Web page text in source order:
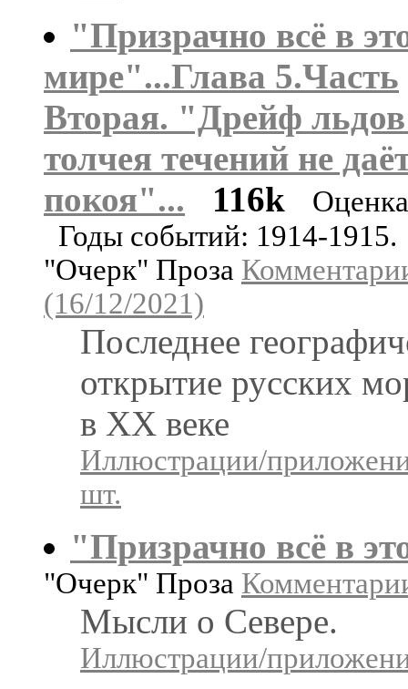
"Призрачно всё в
мире"...Глава 5.Часть
Вторая. "Дрейф
толчея течений не
покоя"...
116k
Годы событий: 1914-1915.
"Очерк" Проза
(16/12/2021)
Последнее
открытие русских
в ХХ веке
Иллюстрации/
шт.
"Призрачно всё в
"Очерк" Проза
Мысли о Севере.
Иллюстрации/